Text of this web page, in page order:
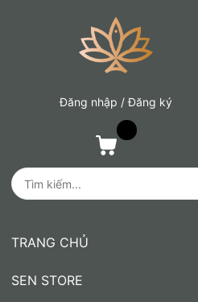
Đăng nhập /Đăng ký
TRANG CHỦ
SEN STORE